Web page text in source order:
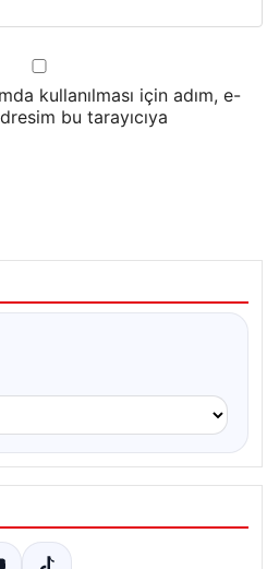
kullanılması için adım, e-
bu tarayıcıya